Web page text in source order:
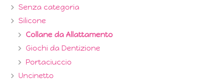
Senza categoria
Silicone
Collane da Allattamento
Giochi da Dentizione
Portaciuccio
Uncinetto